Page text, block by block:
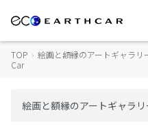
TOP › 絵画と額縁のアートギャラ
Car